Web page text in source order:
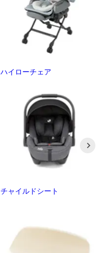
ハイローチェア
チャイルドシート